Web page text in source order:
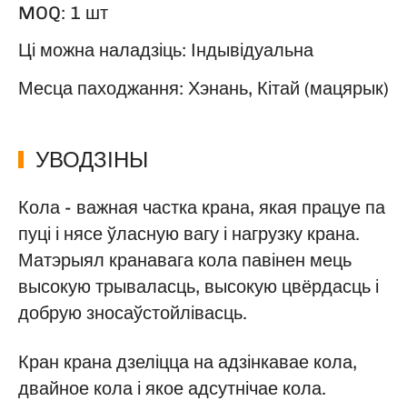
MOQ: 1 шт
Ці можна наладзіць: Індывідуальна
Месца паходжання: Хэнань, Кітай (мацярык)
УВОДЗІНЫ
Кола - важная частка крана, якая працуе па
пуці і нясе ўласную вагу і нагрузку крана.
Матэрыял кранавага кола павінен мець
высокую трываласць, высокую цвёрдасць і
добрую зносаўстойлівасць.
Кран крана дзеліцца на адзінкавае кола,
двайное кола і якое адсутнічае кола.